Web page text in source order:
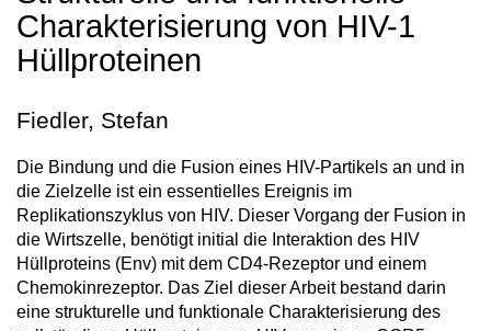
Charakterisierung von HIV-1
Hüllproteinen
Fiedler, Stefan
Die Bindung und die Fusion eines HIV-Partikels an und in
die Zielzelle ist ein essentielles Ereignis im
Replikationszyklus von HIV. Dieser Vorgang der Fusion in
die Wirtszelle, benötigt initial die Interaktion des HIV
Hüllproteins (Env) mit dem CD4-Rezeptor und einem
Chemokinrezeptor. Das Ziel dieser Arbeit bestand darin
eine strukturelle und funktionale Charakterisierung des